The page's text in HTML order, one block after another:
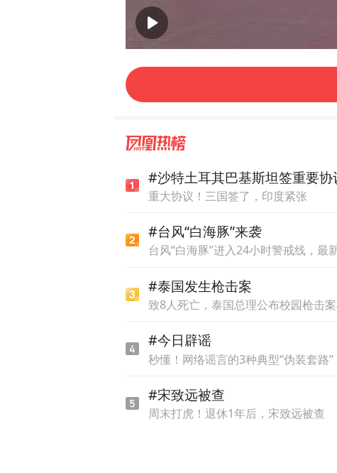
00:00
#沙特土耳其巴基斯坦签重要协
重大协议！三国签了，印度紧张
#台风“白海豚”来袭
台风“白海豚”进入24小时警戒线，最
#泰国发生枪击案
致8人死亡，泰国总理公布校园枪击
#今日辟谣
秒懂！网络谣言的3种典型“伪装套路”
#宋致远被查
周末打虎！退休1年后，宋致远被查